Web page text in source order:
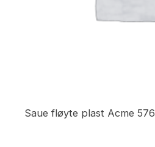
Saue fløyte plast Acme 576